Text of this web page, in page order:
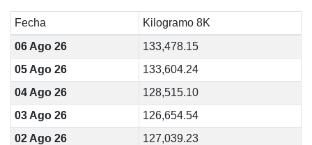
Fecha
Kilogramo 8K
06 Ago 26
133,478.15
05 Ago 26
133,604.24
04 Ago 26
128,515.10
03 Ago 26
126,654.54
02 Ago 26
127,039.23